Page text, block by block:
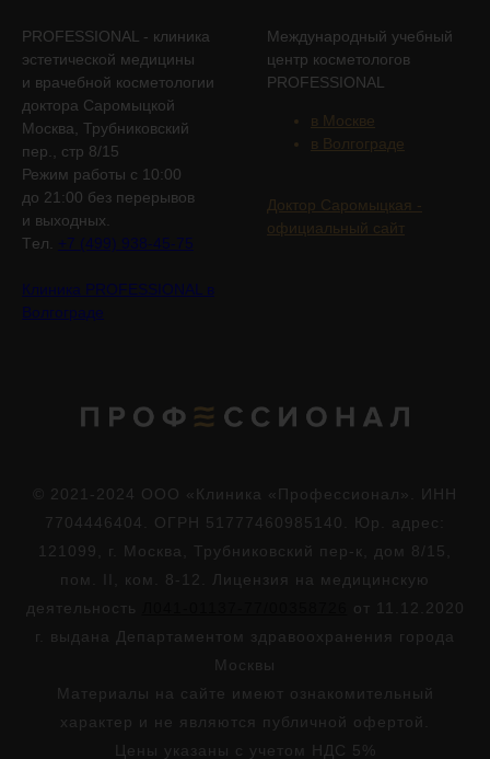
PROFESSIONAL - клиника
эстетической медицины
и врачебной косметологии
доктора Саромыцкой
Москва, Трубниковский
пер., стр 8/15
Режим работы с 10:00
до 21:00 без перерывов
и выходных.
Tел. +7 (499) 938-45-75
Клиника PROFESSIONAL в
Волгограде
Международный учебный
центр косметологов
PROFESSIONAL
в Москве
в Волгограде
Доктор Саромыцкая -
официальный сайт
© 2021-2024 ООО «Клиника «Профессионал». ИНН
7704446404. ОГРН 51777460985140. Юр. адрес:
121099, г. Москва, Трубниковский пер-к, дом 8/15,
пом. II, ком. 8-12. Лицензия на медицинскую
деятельность
от 11.12.2020
г. выдана Департаментом здравоохранения города
Москвы
Материалы на сайте имеют ознакомительный
характер и не являются публичной офертой.
Цены указаны с учетом НДС 5%